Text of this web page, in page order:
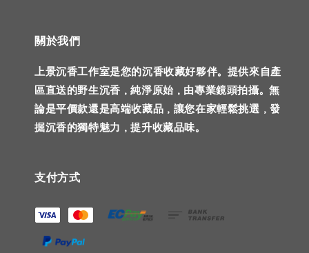
關於我們
上景沉香工作室是您的沉香收藏好夥伴。提供來自產
區直送的野生沉香，純淨原始，由專業鏡頭拍攝。無
論是平價款還是高端收藏品，讓您在家輕鬆挑選，發
掘沉香的獨特魅力，提升收藏品味。
支付方式